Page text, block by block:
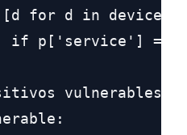
for d in devices
if p['service'] ==
vulnerables